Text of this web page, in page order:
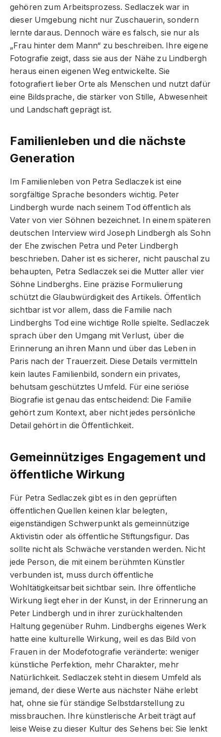
gehören zum Arbeitsprozess. Sedlaczek war in
dieser Umgebung nicht nur Zuschauerin, sondern
lernte daraus. Dennoch wäre es falsch, sie nur als
„Frau hinter dem Mann“ zu beschreiben. Ihre eigene
Fotografie zeigt, dass sie aus der Nähe zu Lindbergh
heraus einen eigenen Weg entwickelte. Sie
fotografiert lieber Orte als Menschen und nutzt dafür
eine Bildsprache, die stärker von Stille, Abwesenheit
und Landschaft geprägt ist.
Familienleben und die nächste
Generation
Im Familienleben von Petra Sedlaczek ist eine
sorgfältige Sprache besonders wichtig. Peter
Lindbergh wurde nach seinem Tod öffentlich als
Vater von vier Söhnen bezeichnet. In einem späteren
deutschen Interview wird Joseph Lindbergh als Sohn
der Ehe zwischen Petra und Peter Lindbergh
beschrieben. Daher ist es sicherer, nicht pauschal zu
behaupten, Petra Sedlaczek sei die Mutter aller vier
Söhne Lindberghs. Eine präzise Formulierung
schützt die Glaubwürdigkeit des Artikels. Öffentlich
sichtbar ist vor allem, dass die Familie nach
Lindberghs Tod eine wichtige Rolle spielte. Sedlaczek
sprach über den Umgang mit Verlust, über die
Erinnerung an ihren Mann und über das Leben in
Paris nach der Trauerzeit. Diese Details vermitteln
kein lautes Familienbild, sondern ein privates,
behutsam geschütztes Umfeld. Für eine seriöse
Biografie ist genau das entscheidend: Die Familie
gehört zum Kontext, aber nicht jedes persönliche
Detail gehört in die Öffentlichkeit.
Gemeinnütziges Engagement und
öffentliche Wirkung
Für Petra Sedlaczek gibt es in den geprüften
öffentlichen Quellen keinen klar belegten,
eigenständigen Schwerpunkt als gemeinnützige
Aktivistin oder als öffentliche Stiftungsfigur. Das
sollte nicht als Schwäche verstanden werden. Nicht
jede Person, die mit einem berühmten Künstler
verbunden ist, muss durch öffentliche
Wohltätigkeitsarbeit sichtbar sein. Ihre öffentliche
Wirkung liegt eher in der Kunst, in der Erinnerung an
Peter Lindbergh und in ihrer zurückhaltenden
Haltung gegenüber Ruhm. Lindberghs eigenes Werk
hatte eine kulturelle Wirkung, weil es das Bild von
Frauen in der Modefotografie veränderte: weniger
künstliche Perfektion, mehr Charakter, mehr
Natürlichkeit. Sedlaczek steht in diesem Umfeld als
jemand, der diese Werte aus nächster Nähe erlebt
hat, ohne sie für ständige Selbstdarstellung zu
missbrauchen. Ihre künstlerische Arbeit trägt auf
leise Weise zu dieser Kultur des Sehens bei: Sie lenkt